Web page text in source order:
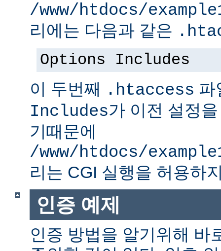
/www/htdocs/
리에는 다음과 같은
Options Includes
이 두번째 .htaccess
Includes가 이전 설정
기때문에
/www/htdocs/
리는 CGI 실행을 허용하
인증 예제
인증 방법을 알기위해 바